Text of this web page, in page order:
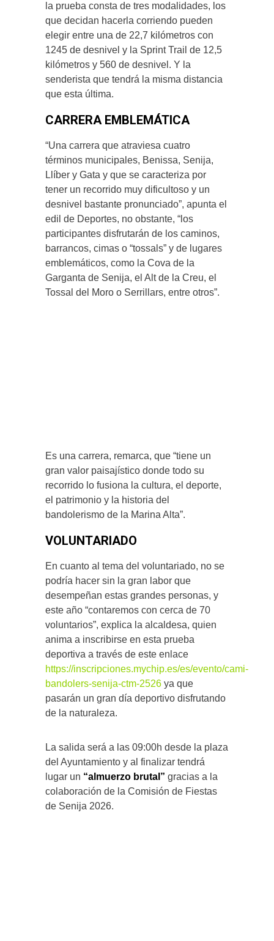
la prueba consta de tres modalidades, los
que decidan hacerla corriendo pueden
elegir entre una de 22,7 kilómetros con
1245 de desnivel y la Sprint Trail de 12,5
kilómetros y 560 de desnivel. Y la
senderista que tendrá la misma distancia
que esta última.
CARRERA EMBLEMÁTICA
“Una carrera que atraviesa cuatro
términos municipales, Benissa, Senija,
Llíber y Gata y que se caracteriza por
tener un recorrido muy dificultoso y un
desnivel bastante pronunciado”, apunta el
edil de Deportes, no obstante, “los
participantes disfrutarán de los caminos,
barrancos, cimas o “tossals” y de lugares
emblemáticos, como la Cova de la
Garganta de Senija, el Alt de la Creu, el
Tossal del Moro o Serrillars, entre otros”.
Es una carrera, remarca, que “tiene un
gran valor paisajístico donde todo su
recorrido lo fusiona la cultura, el deporte,
el patrimonio y la historia del
bandolerismo de la Marina Alta”.
VOLUNTARIADO
En cuanto al tema del voluntariado, no se
podría hacer sin la gran labor que
desempeñan estas grandes personas, y
este año “contaremos con cerca de 70
voluntarios”, explica la alcaldesa, quien
anima a inscribirse en esta prueba
deportiva a través de este enlace
https://inscripciones.mychip.es/es/evento/cami-
bandolers-senija-ctm-2526 ya que
pasarán un gran día deportivo disfrutando
de la naturaleza.
La salida será a las 09:00h desde la plaza
del Ayuntamiento y al finalizar tendrá
lugar un “almuerzo brutal” gracias a la
colaboración de la Comisión de Fiestas
de Senija 2026.